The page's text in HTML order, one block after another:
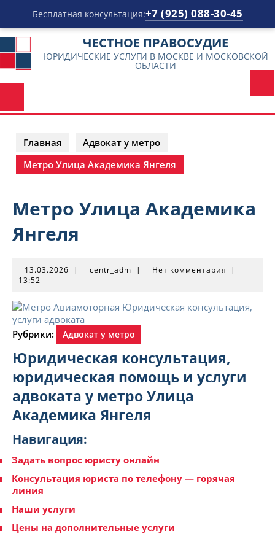
Бесплатная консультация:+7 (925) 088-30-45
Перейти
содержимому
ЧЕСТНОЕ ПРАВОСУДИЕ
ЮРИДИЧЕСКИЕ УСЛУГИ В МОСКВЕ И МОСКОВСКОЙ
ОБЛАСТИ
Главная
Адвокат у метро
Метро Улица Академика Янгеля
Метро Улица Академика
Янгеля
13.03.2026 13.03.2026
| centr_admcentr_adm
| Нет комментария
|
13:52
Рубрики: Адвокат у метро
Юридическая консультация,
юридическая помощь и услуги
адвоката у метро Улица
Академика Янгеля
Навигация:
Задать вопрос юристу онлайн
Консультация юриста по телефону — горячая
линия
Наши услуги
Цены на дополнительные услуги